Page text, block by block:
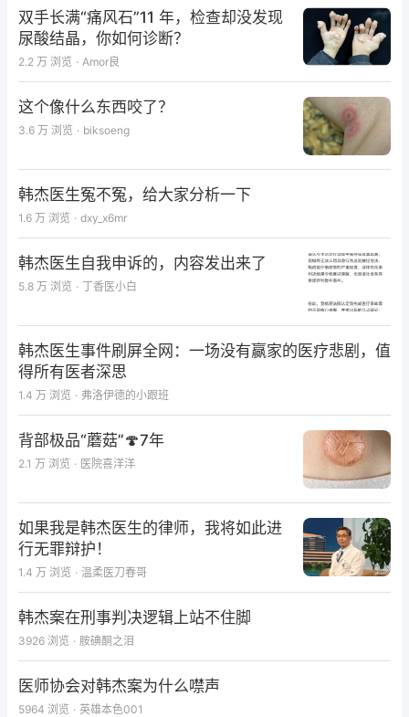
指南或共识，缺乏大规模人血白蛋白临床应用合理性评
价研究。
《共识》还列出一组数据：我国部分医院人血白蛋白用
药不合理率为33.6%-78.4%，主要包括适应证不适
宜、疗程过长等。同时超药品说明书用药问题也较为突
《共识》分析认为，部分原因可能是“人血白蛋白药理
作用广泛，其说明书中适应证描述较为笼统，不同生产
2018年，为规范该产品的临床使用，国家食品药品监
督管理总局药品审评中心组织召开了专家专题会，对人
血白蛋白说明书进行了完善，并征求了部分生产企业的
意见，形成了“人血白蛋白说明书
容量不足的紧急治疗，显著的低白蛋白血症
（≤30g/L）、新生儿高胆红素血症、急性呼吸窘迫综
合征等治疗，以及心肺分流术、特殊类型血液透析、血
浆置换等辅助治疗。
和我国不同的是，美国FDA批准的适应证增加了急性肾
病 （辅助治疗）、卵巢过度刺激综合征和预防肝硬化腹
水穿刺术后循环功能障碍，但不包括血浆置换的辅助治
疗。
此外，我国“人血白蛋白说明书（修改稿）”和美国FDA
说明书均不包含预防低白蛋白血症、脑水肿及损伤引起
双手长满“痛风石”11 年，检查却没发现
尿酸结晶，你如何诊断？
2.2 万 浏览 · Amor良
这个像什么东西咬了？
3.6 万 浏览 · biksoeng
韩杰医生冤不冤，给大家分析一下
1.6 万 浏览 · dxy_x6mr
韩杰医生自我申诉的，内容发出来了
5.8 万 浏览 · 丁香医小白
韩杰医生事件刷屏全网：一场没有赢家的医疗悲剧，值
得所有医者深思
1.4 万 浏览 · 弗洛伊德的小跟班
背部极品“蘑菇”🍄7年
2.1 万 浏览 · 医院喜洋洋
如果我是韩杰医生的律师，我将如此进
行无罪辩护！
1.4 万 浏览 · 温柔医刀春哥
韩杰案在刑事判决逻辑上站不住脚
3926 浏览 · 胺碘酮之泪
医师协会对韩杰案为什么噤声
5964 浏览 · 英雄本色001